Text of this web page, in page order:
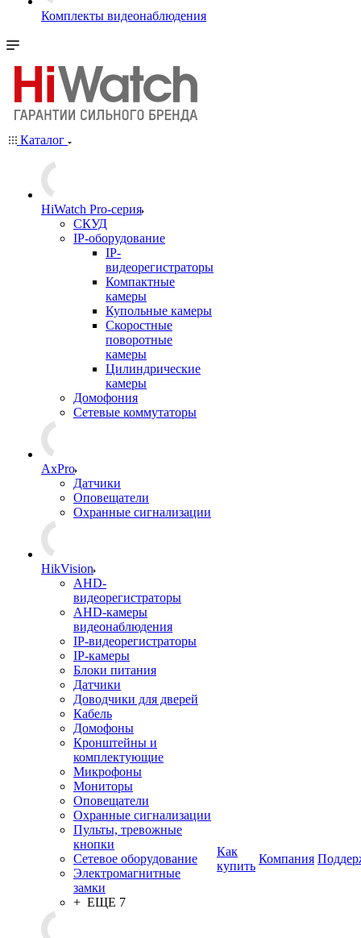
Комплекты видеонаблюдения
Каталог
HiWatch Pro-серия
CКУД
IP-оборудование
IP-
видеорегистраторы
Компактные
камеры
Купольные камеры
Скоростные
поворотные
камеры
Цилиндрические
камеры
Домофония
Сетевые коммутаторы
AxPro
Датчики
Оповещатели
Охранные сигнализации
HikVision
AHD-
видеорегистраторы
AHD-камеры
видеонаблюдения
IP-видеорегистраторы
IP-камеры
Блоки питания
Датчики
Доводчики для дверей
Кабель
Домофоны
Кронштейны и
комплектующие
Микрофоны
Мониторы
Оповещатели
Охранные сигнализации
Пульты, тревожные
кнопки
Сетевое оборудование
Электромагнитные
замки
+ ЕЩЕ 7
Как
купить
Компания